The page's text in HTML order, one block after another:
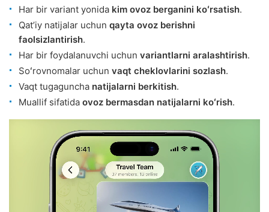
Har bir variant yonida kim ovoz berganini koʻrsatish.
Qatʼiy natijalar uchun qayta ovoz berishni
faolsizlantirish.
Har bir foydalanuvchi uchun variantlarni aralashtirish.
Soʻrovnomalar uchun vaqt cheklovlarini sozlash.
Vaqt tugaguncha natijalarni berkitish.
Muallif sifatida ovoz bermasdan natijalarni koʻrish.